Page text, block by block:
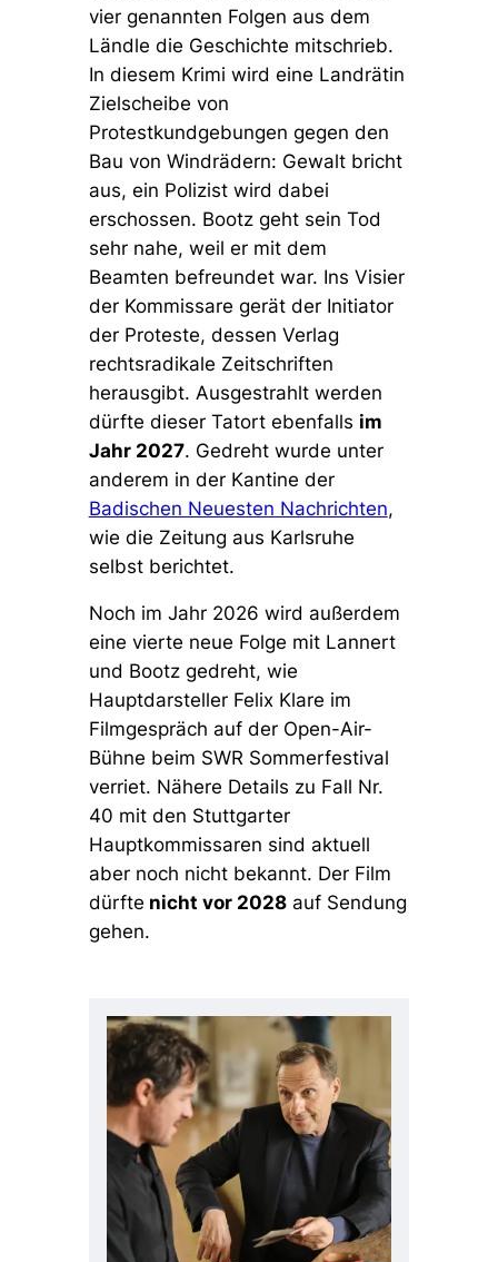
vier genannten Folgen aus dem
Ländle die Geschichte mitschrieb.
In diesem Krimi wird eine Landrätin
Zielscheibe von
Protestkundgebungen gegen den
Bau von Windrädern: Gewalt bricht
aus, ein Polizist wird dabei
erschossen. Bootz geht sein Tod
sehr nahe, weil er mit dem
Beamten befreundet war. Ins Visier
der Kommissare gerät der Initiator
der Proteste, dessen Verlag
rechtsradikale Zeitschriften
herausgibt. Ausgestrahlt werden
dürfte dieser Tatort ebenfalls im
Jahr 2027. Gedreht wurde unter
anderem in der Kantine der
Badischen Neuesten Nachrichten,
wie die Zeitung aus Karlsruhe
selbst berichtet.
Noch im Jahr 2026 wird außerdem
eine vierte neue Folge mit Lannert
und Bootz gedreht, wie
Hauptdarsteller Felix Klare im
Filmgespräch auf der Open-Air-
Bühne beim SWR Sommerfestival
verriet. Nähere Details zu Fall Nr.
40 mit den Stuttgarter
Hauptkommissaren sind aktuell
aber noch nicht bekannt. Der Film
dürfte nicht vor 2028auf Sendung
gehen.